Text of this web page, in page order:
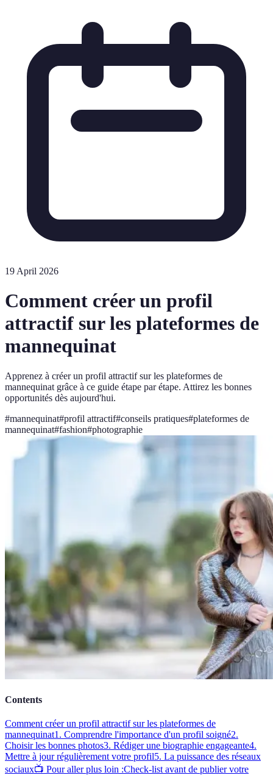
19 April 2026
Comment créer un profil
attractif sur les plateformes de
mannequinat
Apprenez à créer un profil attractif sur les plateformes de
mannequinat grâce à ce guide étape par étape. Attirez les bonnes
opportunités dès aujourd'hui.
#mannequinat#profil attractif#conseils pratiques#plateformes de
mannequinat#fashion#photographie
Contents
Comment créer un profil attractif sur les plateformes de
mannequinat1. Comprendre l'importance d'un profil soigné2.
Choisir les bonnes photos3. Rédiger une biographie engageante4.
Mettre à jour régulièrement votre profil5. La puissance des réseaux
sociaux📺 Pour aller plus loin :Check-list avant de publier votre